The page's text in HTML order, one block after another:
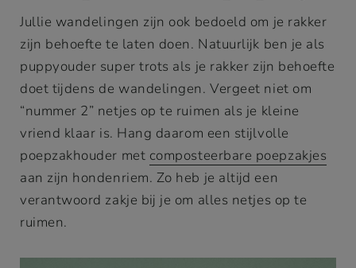
Jullie wandelingen zijn ook bedoeld om je rakker
zijn behoefte te laten doen. Natuurlijk ben je als
puppyouder super trots als je rakker zijn behoefte
doet tijdens de wandelingen. Vergeet niet om
“nummer 2” netjes op te ruimen als je kleine
vriend klaar is. Hang daarom een stijlvolle
poepzakhouder met composteerbare poepzakjes
aan zijn hondenriem. Zo heb je altijd een
verantwoord zakje bij je om alles netjes op te
ruimen.